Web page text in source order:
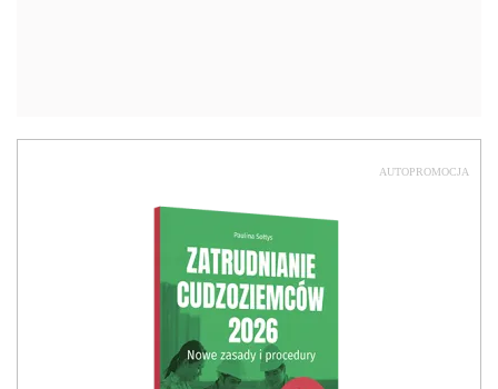
AUTOPROMOCJA